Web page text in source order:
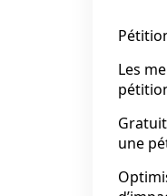
Les
une